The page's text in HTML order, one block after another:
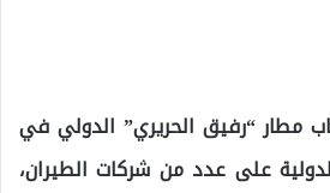
مطار “رفيق الحريري” الدولي في
على عدد من شركات الطيران،